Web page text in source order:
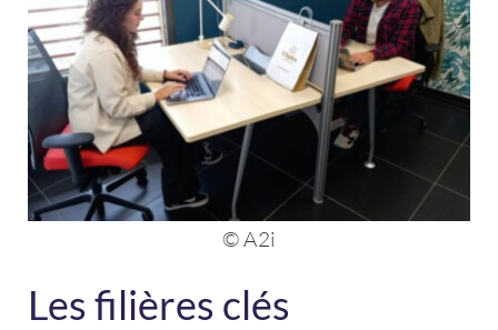
© A2i
Les filières clés